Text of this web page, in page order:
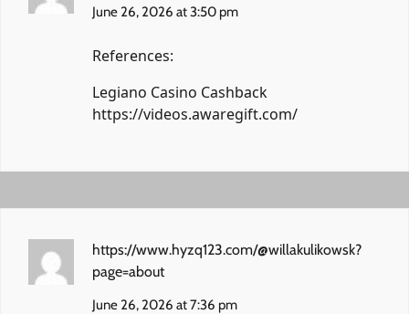
June 26, 2026 at 3:50 pm
References:
Legiano Casino Cashback
https://videos.awaregift.com/
https://www.hyzq123.com/@willakulikowsk?
page=about
June 26, 2026 at 7:36 pm